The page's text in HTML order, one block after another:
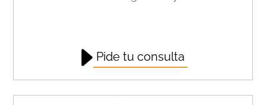
Pide tu consulta